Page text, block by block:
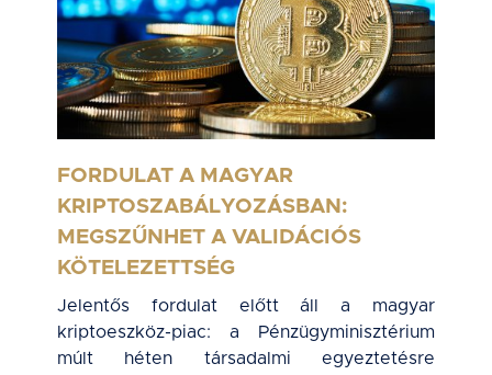
FORDULAT A MAGYAR
KRIPTOSZABÁLYOZÁSBAN:
MEGSZŰNHET A VALIDÁCIÓS
KÖTELEZETTSÉG
Jelentős fordulat előtt áll a magyar
kriptoeszköz-piac: a Pénzügyminisztérium
múlt héten társadalmi egyeztetésre